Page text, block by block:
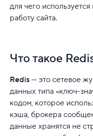
для чего
работу сайта.
Что такое
Redis — это сетевое
данных типа «ключ-
кодом, которое
кэша, брокера
данные хранятся не